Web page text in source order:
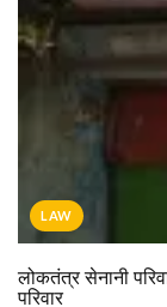
LAW
लोकतंत्र सेनानी
परिवार